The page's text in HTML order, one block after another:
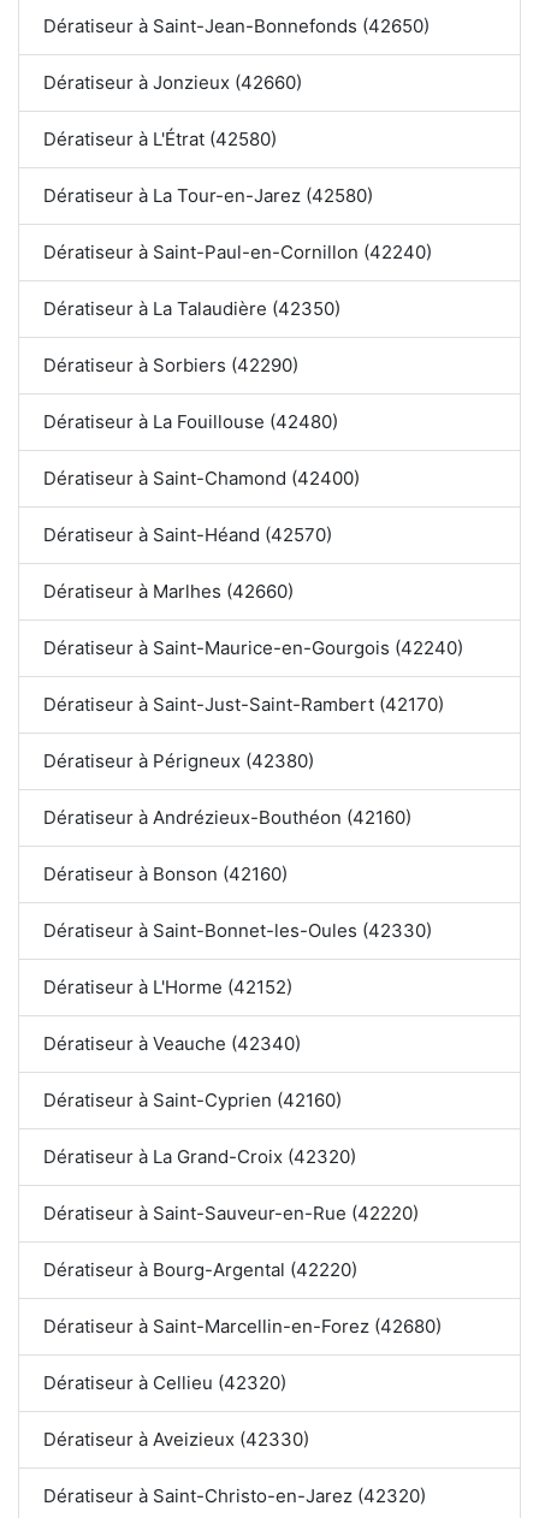
Dératiseur à Saint-Jean-Bonnefonds (42650)
Dératiseur à Jonzieux (42660)
Dératiseur à L'Étrat (42580)
Dératiseur à La Tour-en-Jarez (42580)
Dératiseur à Saint-Paul-en-Cornillon (42240)
Dératiseur à La Talaudière (42350)
Dératiseur à Sorbiers (42290)
Dératiseur à La Fouillouse (42480)
Dératiseur à Saint-Chamond (42400)
Dératiseur à Saint-Héand (42570)
Dératiseur à Marlhes (42660)
Dératiseur à Saint-Maurice-en-Gourgois (42240)
Dératiseur à Saint-Just-Saint-Rambert (42170)
Dératiseur à Périgneux (42380)
Dératiseur à Andrézieux-Bouthéon (42160)
Dératiseur à Bonson (42160)
Dératiseur à Saint-Bonnet-les-Oules (42330)
Dératiseur à L'Horme (42152)
Dératiseur à Veauche (42340)
Dératiseur à Saint-Cyprien (42160)
Dératiseur à La Grand-Croix (42320)
Dératiseur à Saint-Sauveur-en-Rue (42220)
Dératiseur à Bourg-Argental (42220)
Dératiseur à Saint-Marcellin-en-Forez (42680)
Dératiseur à Cellieu (42320)
Dératiseur à Aveizieux (42330)
Dératiseur à Saint-Christo-en-Jarez (42320)